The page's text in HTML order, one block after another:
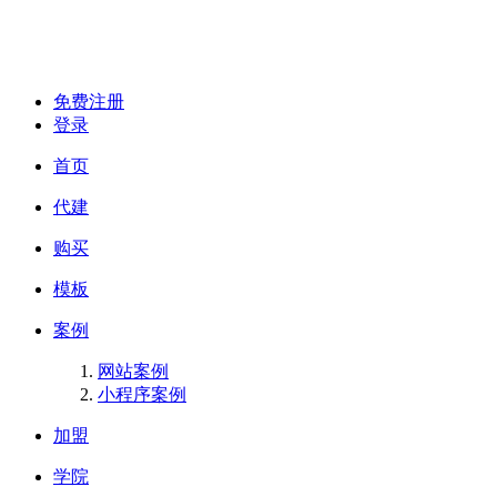
免费注册
登录
首页
代建
购买
模板
案例
网站案例
小程序案例
加盟
学院